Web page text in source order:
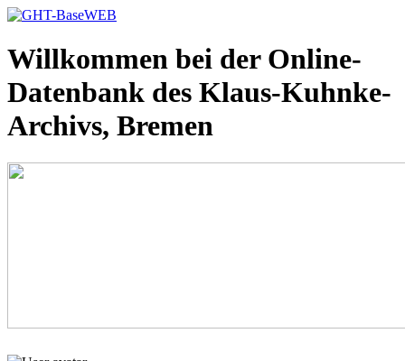
Willkommen bei der Online-
Datenbank des Klaus-Kuhnke-
Archivs, Bremen